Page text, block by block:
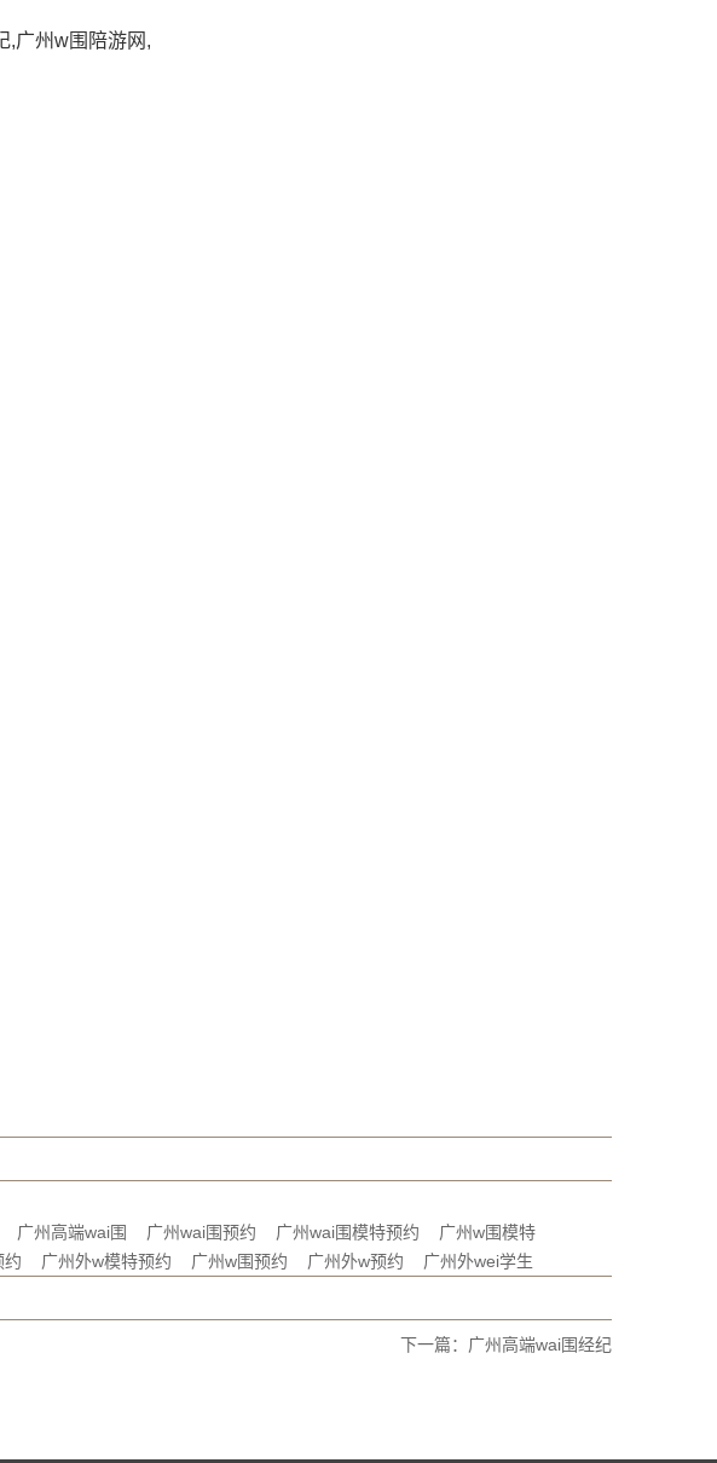
,广州w围陪游网,
广州高端wai围 广州wai围预约 广州wai围模特预约
广州w围模特
约 广州外w模特预约 广州w围预约 广州外w预约 广州外wei学生
下一篇： 广州高端wai围经纪